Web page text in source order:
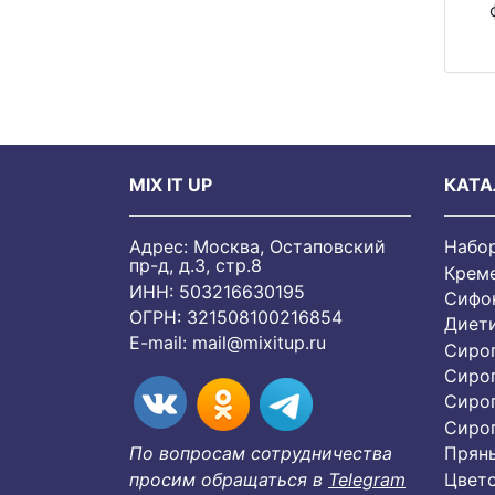
MIX IT UP
Адрес: Москва, Остаповский
пр-д, д.3, стр.8
ИНН: 503216630195
ОГРН: 321508100216854
E-mail: mail@mixitup.ru
По вопросам сотрудничества
просим обращаться в Telegram